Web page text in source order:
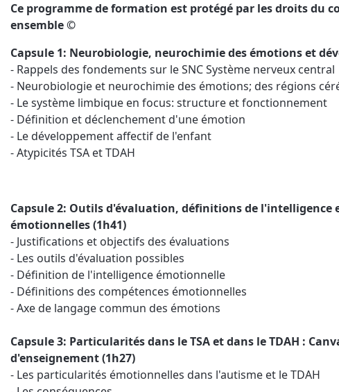
Ce programme de formation est protégé par les droits du
ensemble ©​
Capsule 1: Neurobiologie, neurochimie des émotions et
- Rappels des fondements sur le SNC Système nerveux central
- Neurobiologie et neurochimie des émotions; des régions
- Le système limbique en focus: structure et fonctionnement
- Définition et déclenchement d'une émotion
- Le développement affectif de l'enfant
- Atypicités TSA et TDAH
Capsule 2: Outils d'évaluation, définitions de l'intelligence
émotionnelles (1h41)
- Justifications et objectifs des évaluations
- Les outils d'évaluation possibles
- Définition de l'intelligence émotionnelle
- Définitions des compétences émotionnelles
- Axe de langage commun des émotions
Capsule 3: Particularités dans le TSA et dans le TDAH :
d'enseignement (1h27)
- Les particularités émotionnelles dans l'autisme et le TDAH